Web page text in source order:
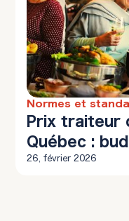
10 min à lire
Normes et
Prix traiteur
Québec :
26, février 2026